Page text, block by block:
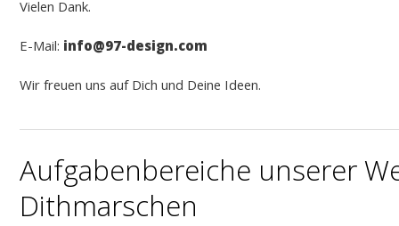
Vielen Dank.
E-Mail: info@97-design.com
Wir freuen uns auf Dich und Deine Ideen.
Aufgabenbereiche unserer
Dithmarschen